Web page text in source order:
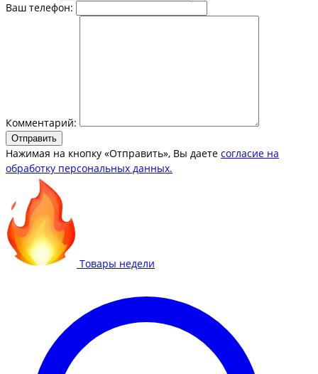
Ваш телефон:
Комментарий:
Отправить
Нажимая на кнопку «Отправить», Вы даете согласие на
обработку персональных данных.
Товары недели